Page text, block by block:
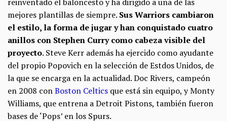
mejores plantillas de siempre. Sus Warriors cambiaron
el estilo, la forma de jugar y han conquistado cuatro
anillos con Stephen Curry como cabeza visible del
proyecto. Steve Kerr además ha ejercido como ayudante
del propio Popovich en la selección de Estdos Unidos, de
la que se encarga en la actualidad. Doc Rivers, campeón
en 2008 conBoston Celtics que está sin equipo, y Monty
Williams, que entrena a Detroit Pistons, también fueron
bases de ‘Pops’ en los Spurs.